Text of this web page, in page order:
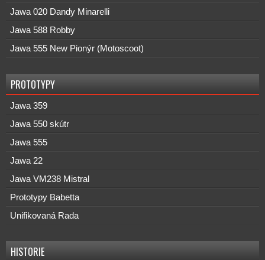
Jawa 020 Dandy Minarelli
Jawa 588 Robby
Jawa 555 New Pionýr (Motoscoot)
PROTOTYPY
Jawa 359
Jawa 550 skútr
Jawa 555
Jawa 22
Jawa VM238 Mistral
Prototypy Babetta
Unifikovaná Rada
HISTORIE